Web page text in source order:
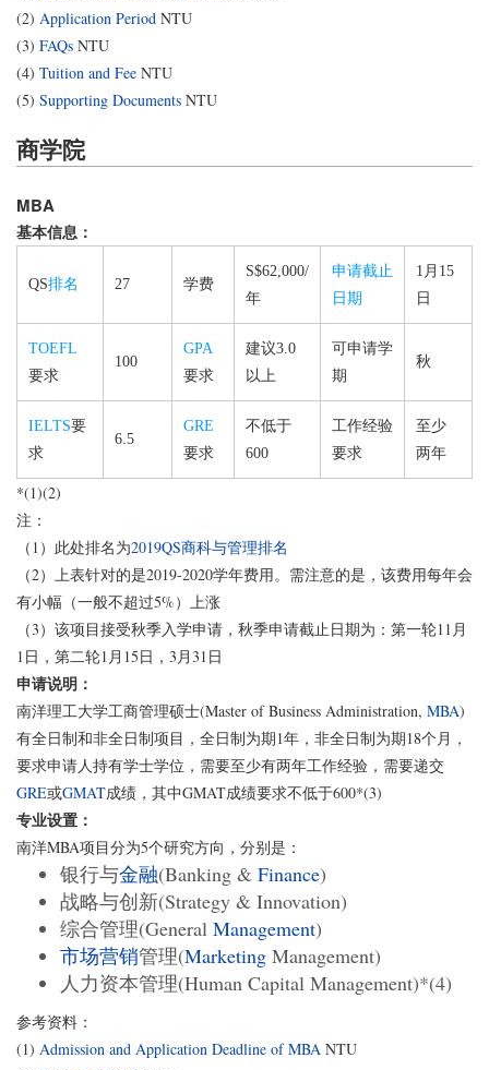
(2) Application Period NTU
(3) FAQs NTU
(4) Tuition and Fee NTU
(5) Supporting Documents NTU
商学院
MBA
基本信息：
QS排名 27 学费
S$62,000/
年
申请截止
日期
1月15
日
TOEFL
要求
100
GPA
要求
建议3.0
以上
可申请学
期
秋
IELTS要
求
6.5
GRE
要求
不低于
600
工作经验
要求
至少
两年
*(1)(2)
注：
（1）此处排名为2019QS商科与管理排名
（2）上表针对的是2019-2020学年费用。需注意的是，该费用每年会
有小幅（一般不超过5%）上涨
（3）该项目接受秋季入学申请，秋季申请截止日期为：第一轮11月
1日，第二轮1月15日，3月31日
申请说明：
南洋理工大学工商管理硕士(Master of Business Administration, MBA)
有全日制和非全日制项目，全日制为期1年，非全日制为期18个月，
要求申请人持有学士学位，需要至少有两年工作经验，需要递交
GRE或GMAT成绩，其中GMAT成绩要求不低于600*(3)
专业设置：
南洋MBA项目分为5个研究方向，分别是：
银行与金融(Banking & Finance)
战略与创新(Strategy & Innovation)
综合管理(General Management)
市场营销管理(Marketing Management)
人力资本管理(Human Capital Management)*(4)
参考资料：
(1) Admission and Application Deadline of MBA NTU